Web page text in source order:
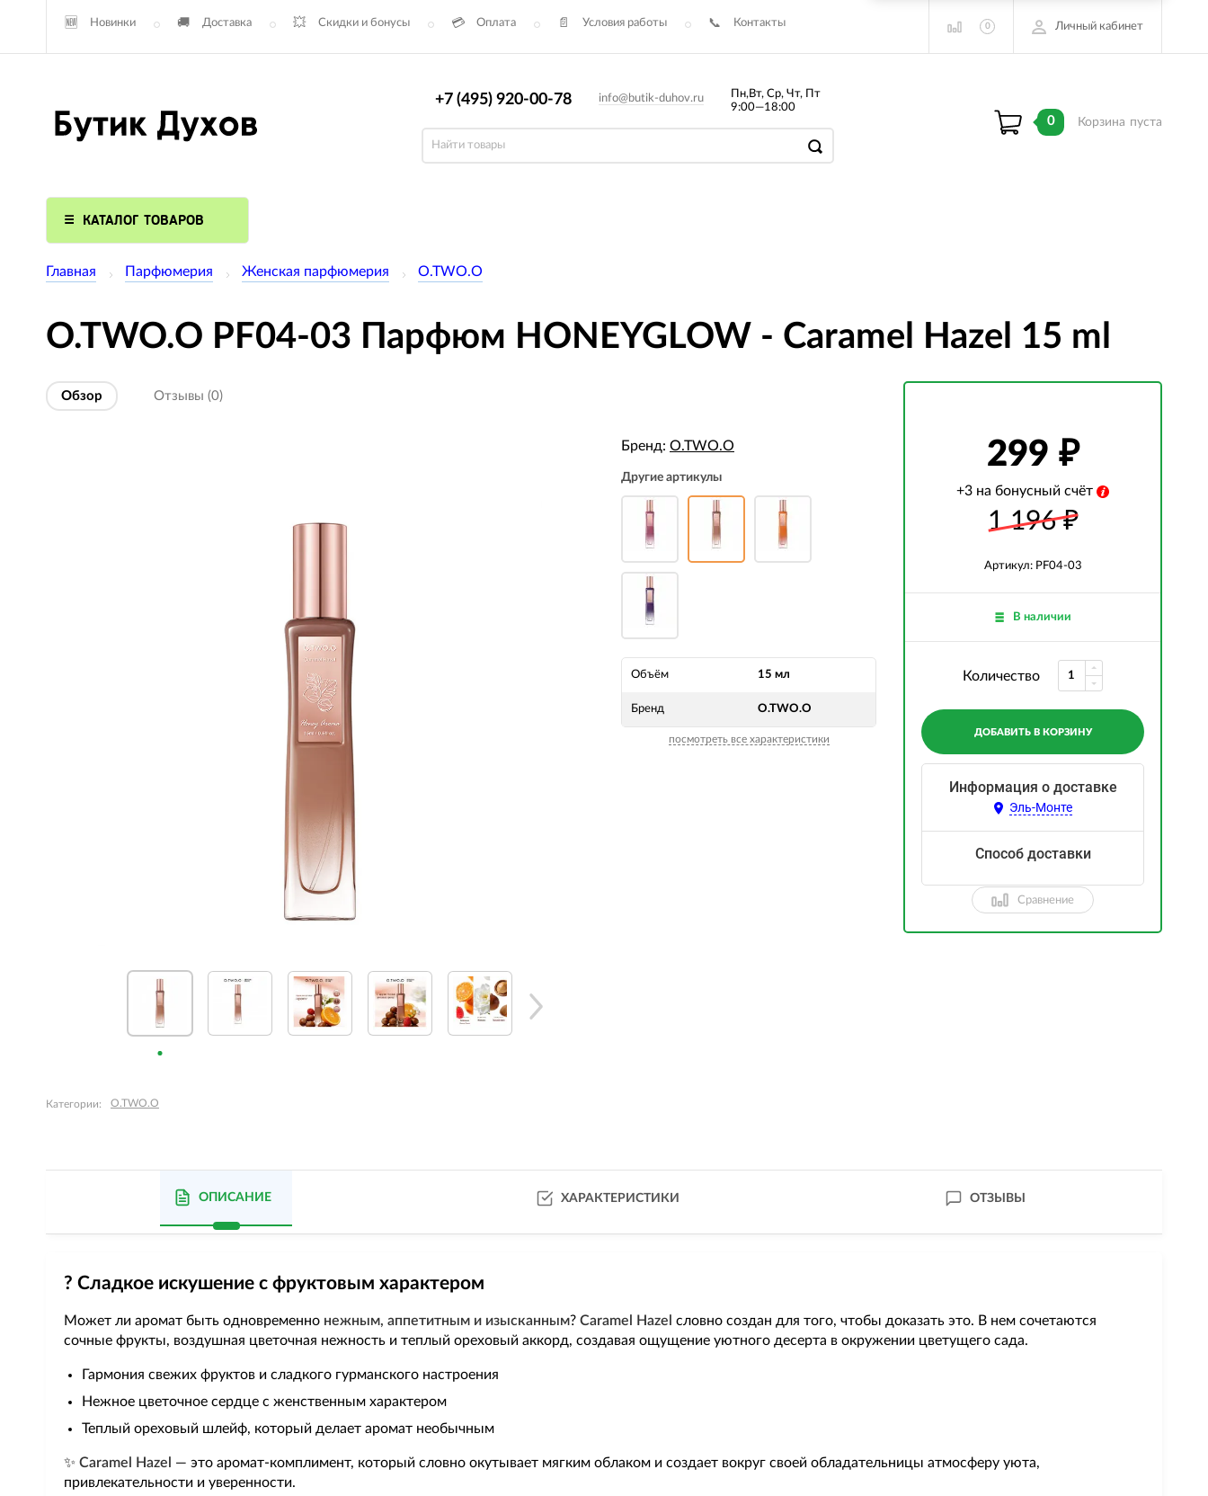
Новинки Доставка Скидки и бонусы Оплата Условия работы Контакты 0 Личный кабинет
+7 (495) 920-00-78 info@butik-duhov.ru
Пн,Вт, Ср, Чт, Пт
9:00—18:00
0 Корзина пуста
КАТАЛОГ ТОВАРОВ
Главная Парфюмерия Женская парфюмерия O.TWO.O
O.TWO.O PF04-03 Парфюм HONEYGLOW - Caramel Hazel 15 ml
Обзор Отзывы (0)
Бренд: O.TWO.O
Другие артикулы
Объём 15 мл
Бренд O.TWO.O
посмотреть все характеристики
Категории: O.TWO.O
299
+3 на бонусный счёт
1 196₽
Артикул: PF04-03
В наличии
Количество
ДОБАВИТЬ В КОРЗИНУ
Информация о доставке
Эль-Монте
Способ доставки
Сравнение
ОПИСАНИЕ ХАРАКТЕРИСТИКИ ОТЗЫВЫ
? Сладкое искушение с фруктовым характером
Может ли аромат быть одновременно нежным, аппетитным и изысканным? Caramel Hazel словно создан для того, чтобы доказать это. В нем сочетаются
сочные фрукты, воздушная цветочная нежность и теплый ореховый аккорд, создавая ощущение уютного десерта в окружении цветущего сада.
Гармония свежих фруктов и сладкого гурманского настроения
Нежное цветочное сердце с женственным характером
Теплый ореховый шлейф, который делает аромат необычным
✨ Caramel Hazel
— это аромат-комплимент, который словно окутывает мягким облаком и создает вокруг своей обладательницы атмосферу уюта,
привлекательности и уверенности.